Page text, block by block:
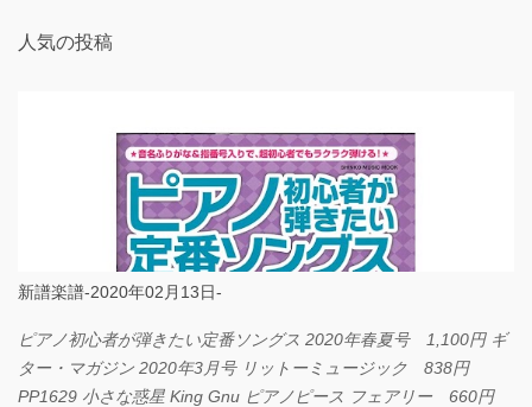
人気の投稿
新譜楽譜-2020年02月13日-
ピアノ初心者が弾きたい定番ソングス 2020年春夏号 1,100円 ギ
ター・マガジン 2020年3月号 リットーミュージック 838円
PP1629 小さな惑星 King Gnu ピアノピース フェアリー 660円